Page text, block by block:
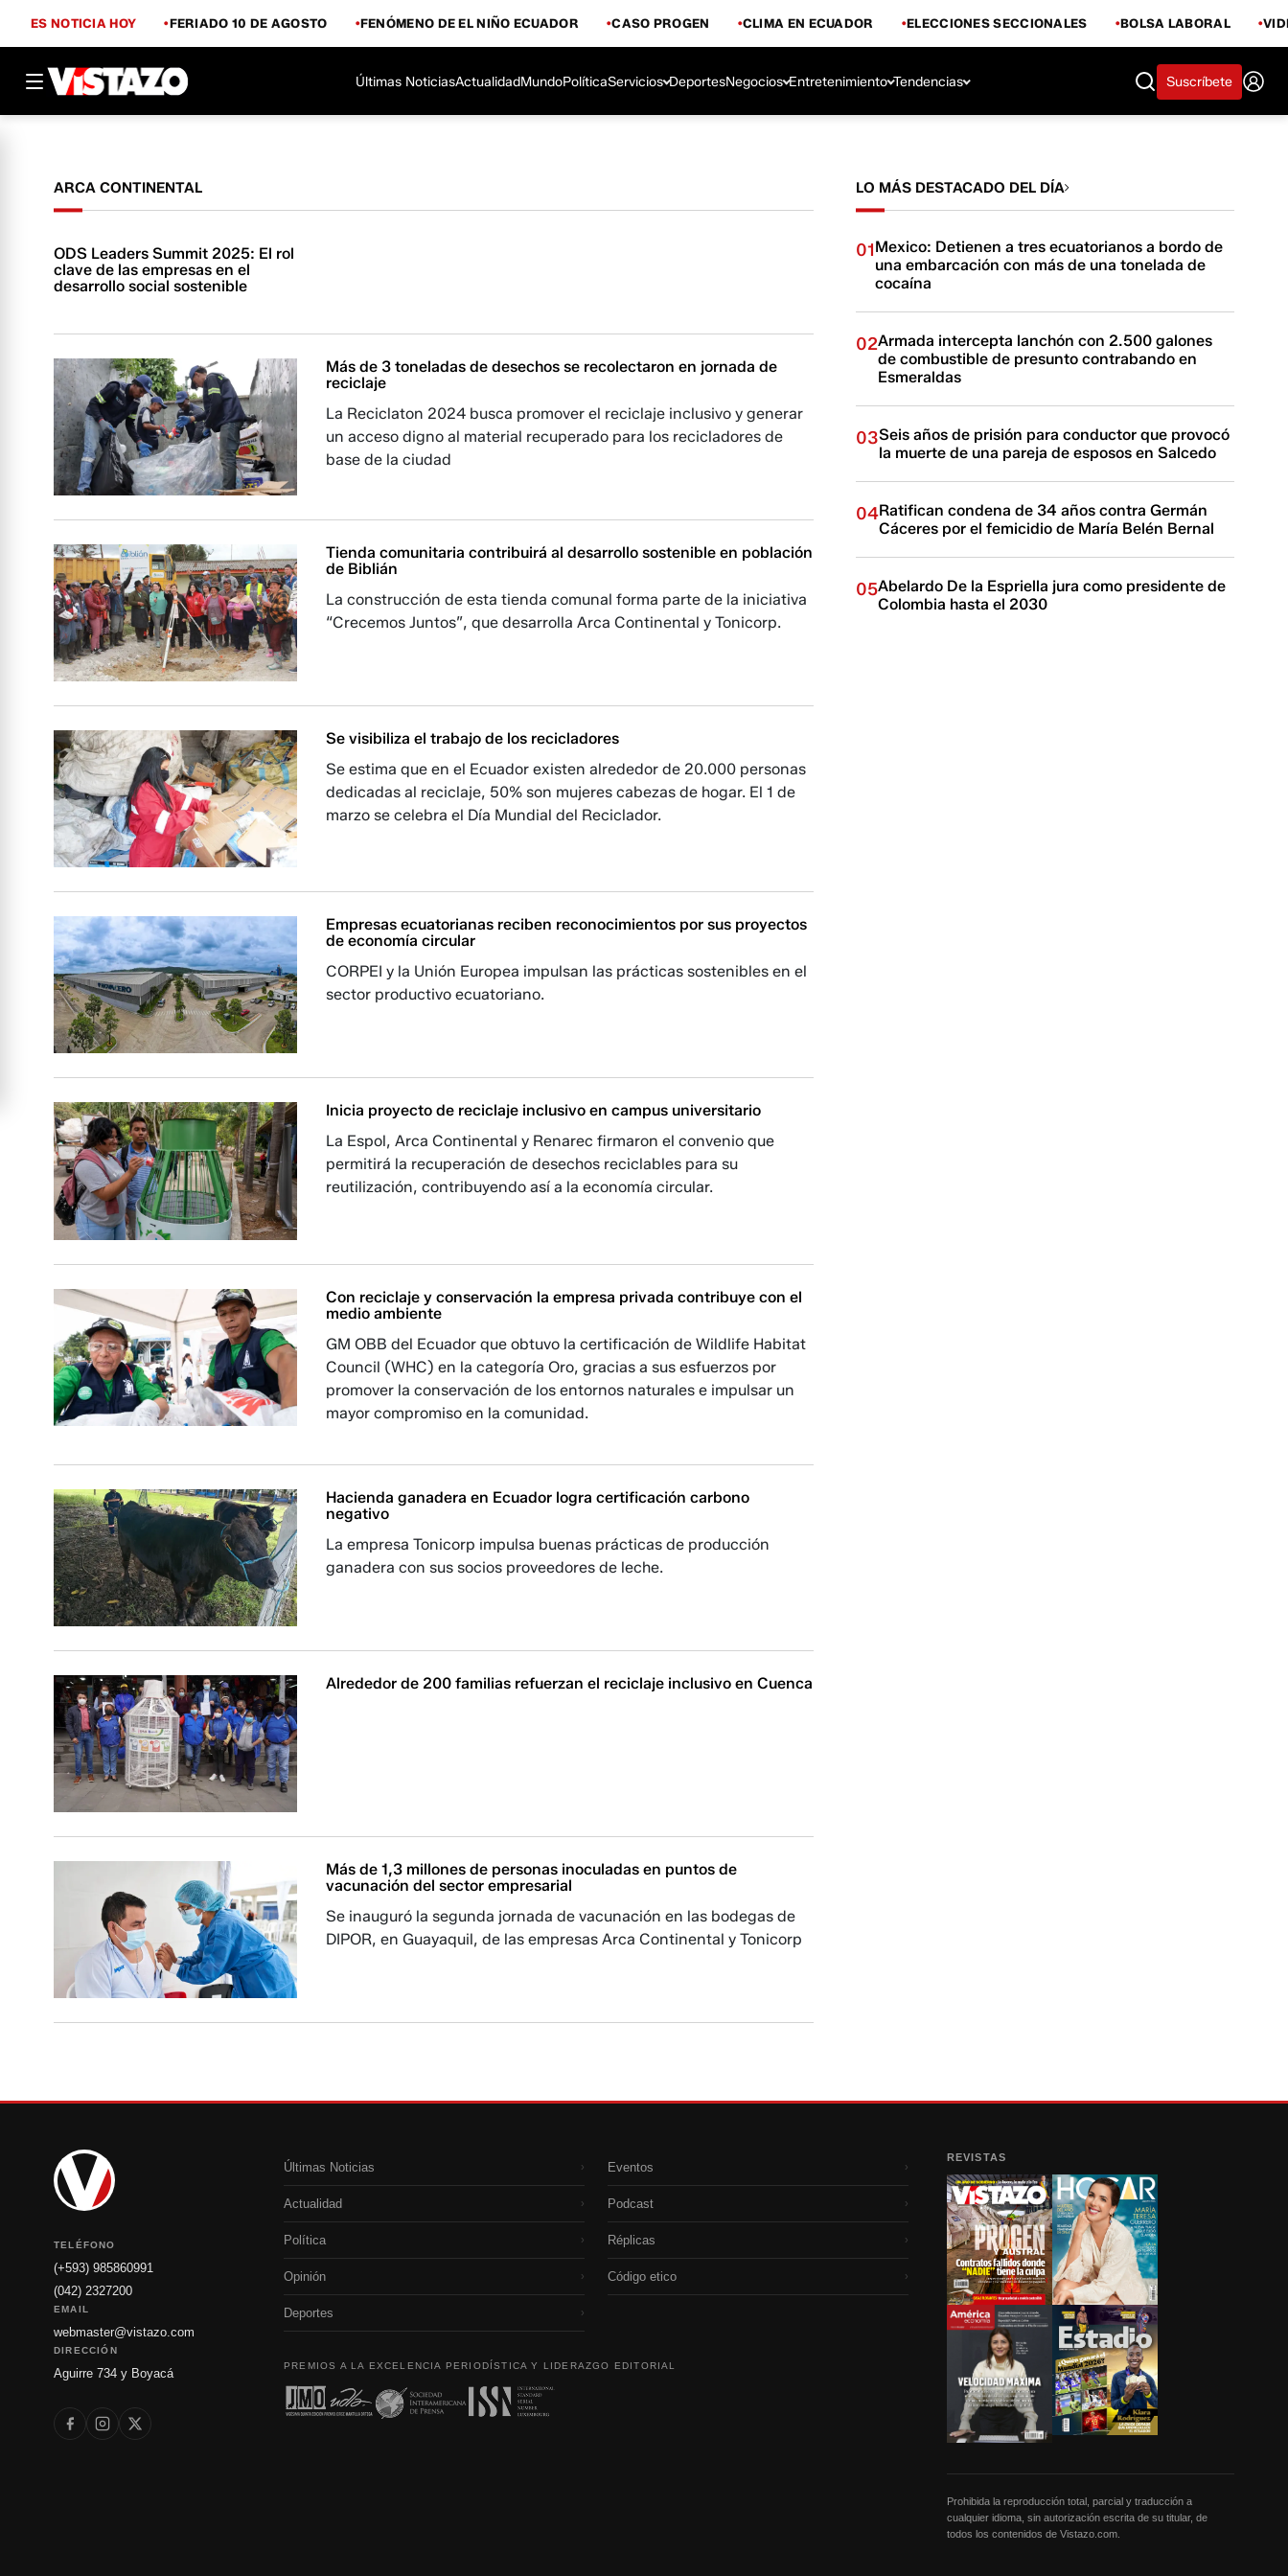
ES NOTICIA HOY FERIADO 10 DE AGOSTO FENÓMENO DE EL NIÑO ECUADOR CASO PROGEN CLIMA EN ECUADOR ELECCIONES SECCIONALES BOLSA LABORAL
Últimas NoticiasActualidadMundoPolíticaServicios DeportesNegocios Entretenimiento Tendencias Suscríbete
ARCA CONTINENTAL
ODS Leaders Summit 2025: El rol
clave de las empresas en el
desarrollo social sostenible
Más de 3 toneladas de desechos se recolectaron en jornada de
reciclaje
La Reciclaton 2024 busca promover el reciclaje inclusivo y generar
un acceso digno al material recuperado para los recicladores de
base de la ciudad
Tienda comunitaria contribuirá al desarrollo sostenible en población
de Biblián
La construcción de esta tienda comunal forma parte de la iniciativa
“Crecemos Juntos”, que desarrolla Arca Continental y Tonicorp.
Se visibiliza el trabajo de los recicladores
Se estima que en el Ecuador existen alrededor de 20.000 personas
dedicadas al reciclaje, 50% son mujeres cabezas de hogar. El 1 de
marzo se celebra el Día Mundial del Reciclador.
Empresas ecuatorianas reciben reconocimientos por sus proyectos
de economía circular
CORPEI y la Unión Europea impulsan las prácticas sostenibles en el
sector productivo ecuatoriano.
Inicia proyecto de reciclaje inclusivo en campus universitario
La Espol, Arca Continental y Renarec firmaron el convenio que
permitirá la recuperación de desechos reciclables para su
reutilización, contribuyendo así a la economía circular.
Con reciclaje y conservación la empresa privada contribuye con el
medio ambiente
GM OBB del Ecuador que obtuvo la certificación de Wildlife Habitat
Council (WHC) en la categoría Oro, gracias a sus esfuerzos por
promover la conservación de los entornos naturales e impulsar un
mayor compromiso en la comunidad.
Hacienda ganadera en Ecuador logra certificación carbono
negativo
La empresa Tonicorp impulsa buenas prácticas de producción
ganadera con sus socios proveedores de leche.
Alrededor de 200 familias refuerzan el reciclaje inclusivo en Cuenca
Más de 1,3 millones de personas inoculadas en puntos de
vacunación del sector empresarial
Se inauguró la segunda jornada de vacunación en las bodegas de
DIPOR, en Guayaquil, de las empresas Arca Continental y Tonicorp
LO MÁS DESTACADO DEL DÍA
01Mexico: Detienen a tres ecuatorianos a bordo de
una embarcación con más de una tonelada de
cocaína
02Armada intercepta lanchón con 2.500 galones
de combustible de presunto contrabando en
Esmeraldas
03Seis años de prisión para conductor que provocó
la muerte de una pareja de esposos en Salcedo
04Ratifican condena de 34 años contra Germán
Cáceres por el femicidio de María Belén Bernal
05Abelardo De la Espriella jura como presidente de
Colombia hasta el 2030
TELÉFONO
(+593) 985860991
(042) 2327200
EMAIL
webmaster@vistazo.com
DIRECCIÓN
Aguirre 734 y Boyacá
Últimas Noticias ›
Actualidad ›
Política ›
Opinión ›
Deportes ›
Eventos ›
Podcast ›
Réplicas ›
Código etico ›
PREMIOS A LA EXCELENCIA PERIODÍSTICA Y LIDERAZGO EDITORIAL
REVISTAS
Prohibida la reproducción total, parcial y traducción a
cualquier idioma, sin autorización escrita de su titular, de
todos los contenidos de Vistazo.com.